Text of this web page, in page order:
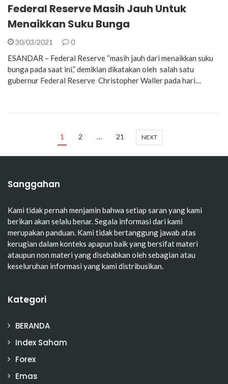
Federal Reserve Masih Jauh Untuk
Menaikkan Suku Bunga
30/03/2021 0
ESANDAR – Federal Reserve “masih jauh dari menaikkan suku
bunga pada saat ini,” demikian dikatakan oleh salah satu
gubernur Federal Reserve Christopher Waller pada hari…
1 2 … 21 NEXT
Sanggahan
Kami tidak pernah menjamin bahwa setiap saran yang kami
berikan akan selalu benar. Segala informasi dari kami
merupakan panduan. Kami tidak bertanggung jawab atas
kerugian dalam konteks apapun baik yang bersifat materi
ataupun non materi yang disebabkan oleh sebagian atau
keseluruhan informasi yang kami distribusikan.
Kategori
BERANDA
Index Saham
Forex
Emas